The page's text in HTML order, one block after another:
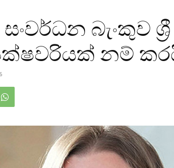
බැංකුව
නම්